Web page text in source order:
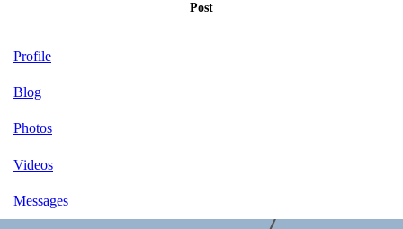
Post
Profile
Blog
Photos
Videos
Messages